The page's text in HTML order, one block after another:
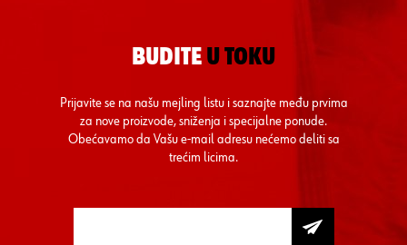
BUDITE U TOKU
Prijavite se na našu mejling listu i saznajte među prvima
za nove proizvode, sniženja i specijalne ponude.
Obećavamo da Vašu e-mail adresu nećemo deliti sa
trećim licima.